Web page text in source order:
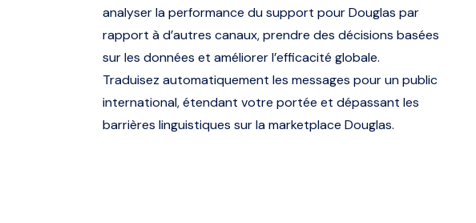
analyser la performance du support pour Douglas par
rapport à d’autres canaux, prendre des décisions basées
sur les données et améliorer l’efficacité globale.
Traduisez automatiquement les messages pour un public
international, étendant votre portée et dépassant les
barrières linguistiques sur la marketplace Douglas.